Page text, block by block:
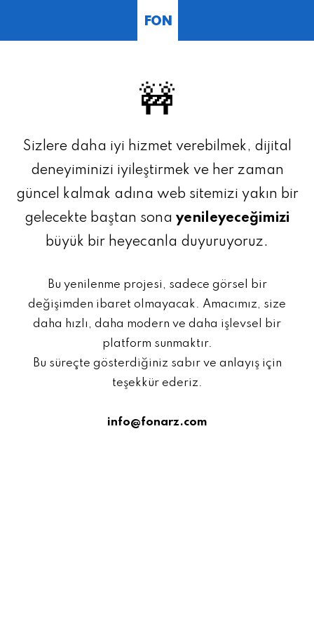
FON
🚧
Sizlere daha iyi hizmet verebilmek, dijital
deneyiminizi iyileştirmek ve her zaman
güncel kalmak adına web sitemizi yakın bir
gelecekte baştan sona yenileyeceğimizi
büyük bir heyecanla duyuruyoruz.
Bu yenilenme projesi, sadece görsel bir
değişimden ibaret olmayacak. Amacımız, size
daha hızlı, daha modern ve daha işlevsel bir
platform sunmaktır.
Bu süreçte gösterdiğiniz sabır ve anlayış için
teşekkür ederiz.
info@fonarz.com